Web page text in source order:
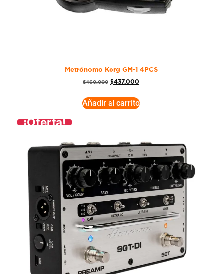
Metrónomo Korg GM-1 4PCS
$460.000 $437.000
Añadir al carrito
¡Oferta!